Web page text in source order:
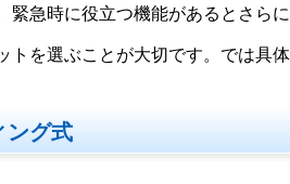
急時に役立つ機能があるとさらに
を選ぶことが大切です。では具
ング式